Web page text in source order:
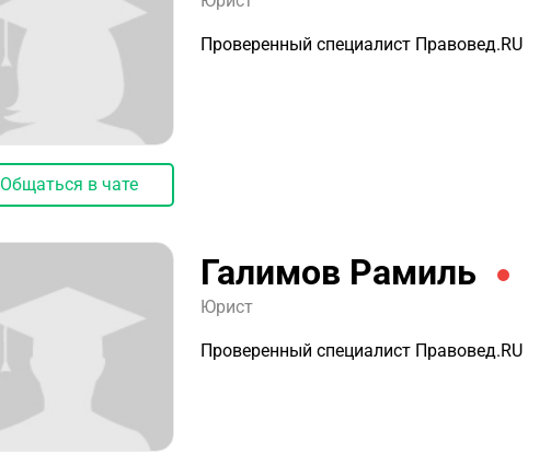
Общаться в чате
Проверенный специалист Правовед.RU
Галимов Рамиль
Юрист
Проверенный специалист Правовед.RU